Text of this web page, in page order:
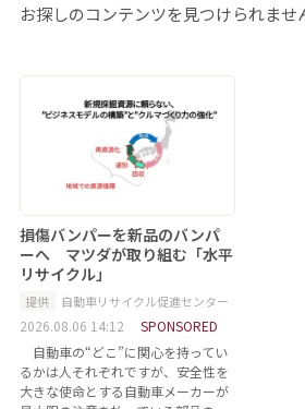
お探しのコンテンツを見つけられませ
損傷バンパーを新品のバンパ
ーへ マツダが取り組む「水平
リサイクル」
提供 自動車リサイクル促進センター
2026.08.06 14:12
SPONSORED
自動車の“どこ”に関心を持ってい
るかは人それぞれですが、安全性を
大きな使命とする自動車メーカーが